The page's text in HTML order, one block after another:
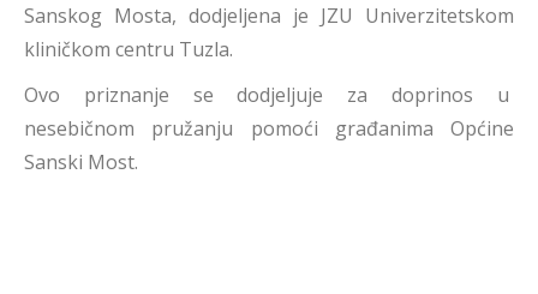
Sanskog Mosta, dodjeljena je JZU Univerzitetskom
kliničkom centru Tuzla.
Ovo priznanje se dodjeljuje za doprinos u
nesebičnom pružanju pomoći građanima Općine
Sanski Most.